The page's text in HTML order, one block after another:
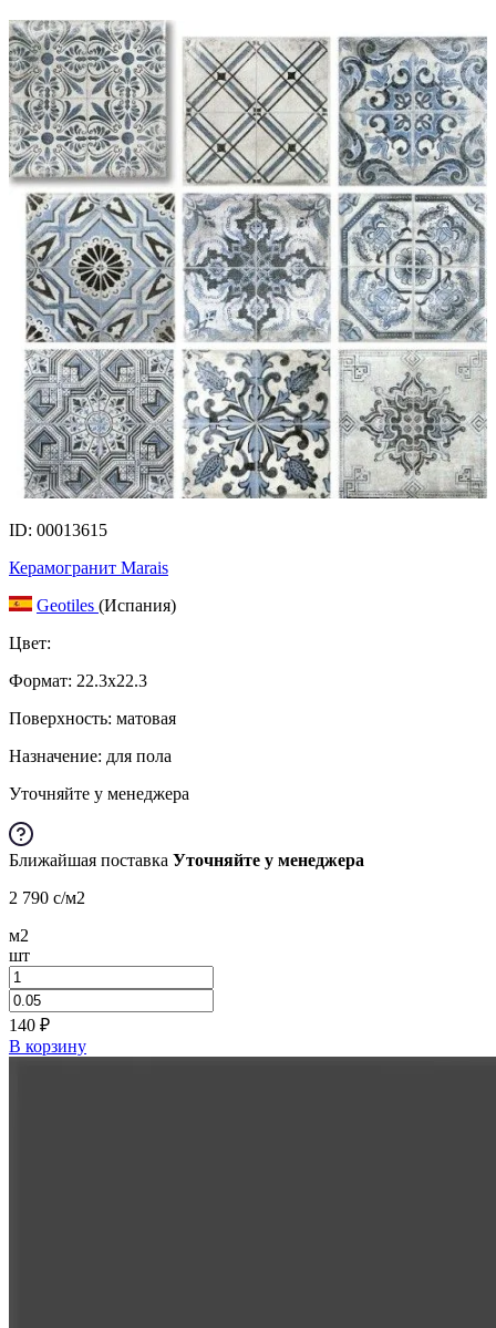
ID: 00013615
Керамогранит Marais
Geotiles (Испания)
Цвет:
Формат: 22.3x22.3
Поверхность: матовая
Назначение: для пола
Уточняйте у менеджера
Ближайшая поставка Уточняйте у менеджера
2 790 c/м2
м2
шт
140 ₽
В корзину